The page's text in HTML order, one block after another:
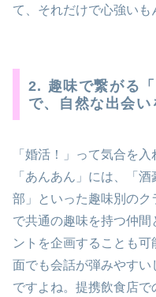
て、それだけで心強いも
2. 趣味で繋がる
で、自然な出会い
「婚活！」って気合を
「あんあん」には、「
部」といった趣味別の
で共通の趣味を持つ仲
ントを企画することも
面でも会話が弾みやす
ですよね。提携飲食店